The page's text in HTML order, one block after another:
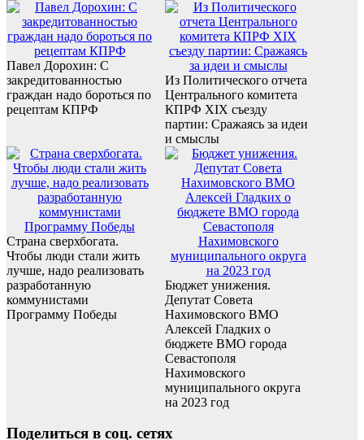
Павел Дорохин: С
закредитованностью
граждан надо бороться по
рецептам КПРФ
Из Политического отчета
Центрального комитета
КПРФ XIX съезду
партии: Сражаясь за идеи
и смыслы
Страна сверхбогата.
Чтобы люди стали жить
лучше, надо реализовать
разработанную
коммунистами
Программу Победы
Бюджет унижения.
Депутат Совета
Нахимовского ВМО
Алексей Гладких о
бюджете ВМО города
Севастополя
Нахимовского
муниципального округа
на 2023 год
Поделиться в соц. сетях